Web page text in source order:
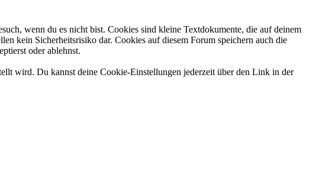
wenn du es nicht bist. Cookies sind kleine Textdokumente, die auf deinem
kein Sicherheitsrisiko dar. Cookies auf diesem Forum speichern auch die
oder ablehnst.
wird. Du kannst deine Cookie-Einstellungen jederzeit über den Link in der